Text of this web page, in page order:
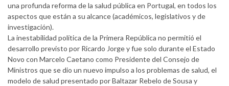
una profunda reforma de la salud pública en Portugal, en todos los
aspectos que están a su alcance (académicos, legislativos y de
investigación).
La inestabilidad política de la Primera República no permitió el
desarrollo previsto por Ricardo Jorge y fue solo durante el Estado
Novo con Marcelo Caetano como Presidente del Consejo de
Ministros que se dio un nuevo impulso a los problemas de salud, el
modelo de salud presentado por Baltazar Rebelo de Sousa y